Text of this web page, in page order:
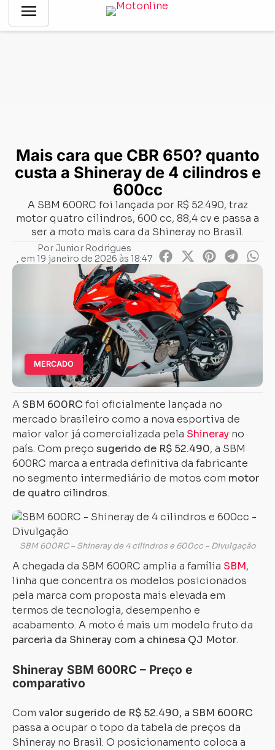
menu
Notícias Lançamentos-Mais cara que CBR 650? quanto
Mais cara que CBR 650? quanto
custa a Shineray de 4 cilindros e
600cc
A SBM 600RC foi lançada por R$ 52.490, traz
motor quatro cilindros, 600 cc, 88,4 cv e passa a
ser a moto mais cara da Shineray no Brasil.
PorJunior Rodrigues
, em 19 janeiro de 2026 às 18:47
MERCADO
A SBM 600RC foi oficialmente lançada no
mercado brasileiro como a nova esportiva de
maior valor já comercializada pela Shineray no
país. Com preço sugerido de R$ 52.490, a SBM
600RC marca a entrada definitiva da fabricante
no segmento intermediário de motos com motor
de quatro cilindros.
SBM 600RC – Shineray de 4 cilindros e 600cc – Divulgação
A chegada da SBM 600RC amplia a família SBM,
linha que concentra os modelos posicionados
pela marca com proposta mais elevada em
termos de tecnologia, desempenho e
acabamento. A moto é mais um modelo fruto da
parceria da Shineray com a chinesa QJ Motor.
Shineray SBM 600RC – Preço e
comparativo
Com valor sugerido de R$ 52.490, a SBM 600RC
passa a ocupar o topo da tabela de preços da
Shineray no Brasil. O posicionamento coloca a